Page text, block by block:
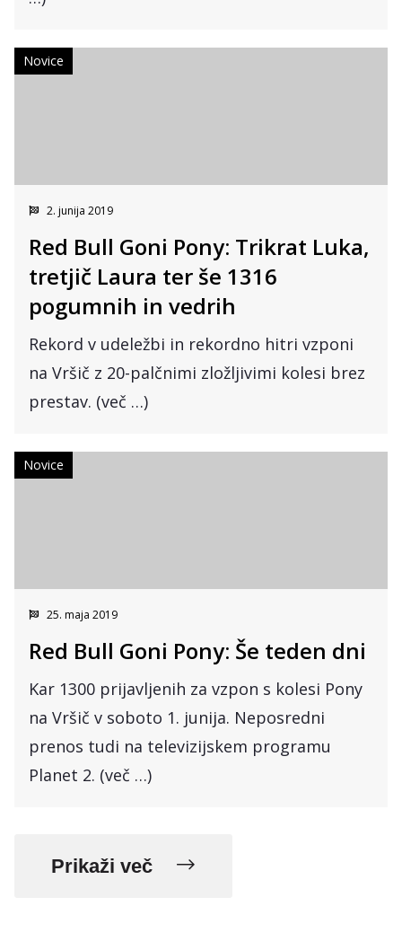
2. junija 2019
Red Bull Goni Pony: Trikrat Luka,
tretjič Laura ter še 1316
pogumnih in vedrih
Rekord v udeležbi in rekordno hitri vzponi
na Vršič z 20-palčnimi zložljivimi kolesi brez
prestav. (več …)
Novice
25. maja 2019
Red Bull Goni Pony: Še teden dni
Kar 1300 prijavljenih za vzpon s kolesi Pony
na Vršič v soboto 1. junija. Neposredni
prenos tudi na televizijskem programu
Planet 2. (več …)
Novice
Prikaži več